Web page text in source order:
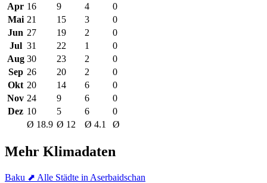
Apr 16 9 4
0
Mai 21 15 3
0
Jun 27 19 2
0
Jul 31 22 1
0
Aug 30 23 2
0
Sep 26 20 2
0
Okt 20 14 6
0
Nov 24 9 6
0
Dez 10 5 6
0
Ø 18.9 Ø 12 Ø 4.1 Ø
Mehr Klimadaten
Baku ⬈ Alle Städte in Aserbaidschan